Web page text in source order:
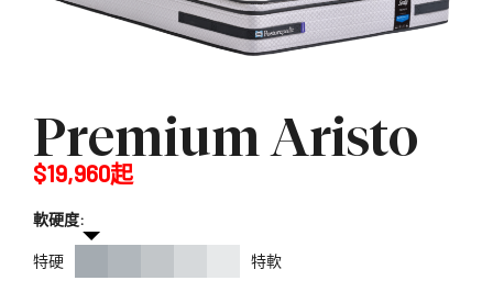
Premium Aristo
$19,960起
軟硬度:
特硬 特軟